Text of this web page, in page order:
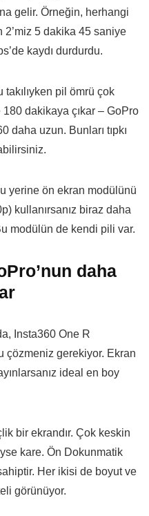
gelir. Örneğin, herhangi
2’miz 5 dakika 45 saniye
kaydı durdurdu.
pil ömrü çok
180 dakikaya çıkar – GoPro
daha uzun. Bunları tıpkı
yerine ön ekran modülünü
kullanırsanız biraz daha
modülün de kendi pili var.
daha
Insta360 One R
çözmeniz gerekiyor. Ekran
ideal en boy
bir ekrandır. Çok keskin
kare. Ön Dokunmatik
Her ikisi de boyut ve
görünüyor.